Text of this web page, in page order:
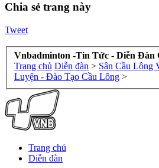
Chia sẻ trang này
Tweet
Vnbadminton -Tin Tức - Diễn Đàn
Trang chủ Diễn đàn > Sân Cầu Lông
Luyện - Đào Tạo Cầu Lông >
Trang chủ
Diễn đàn